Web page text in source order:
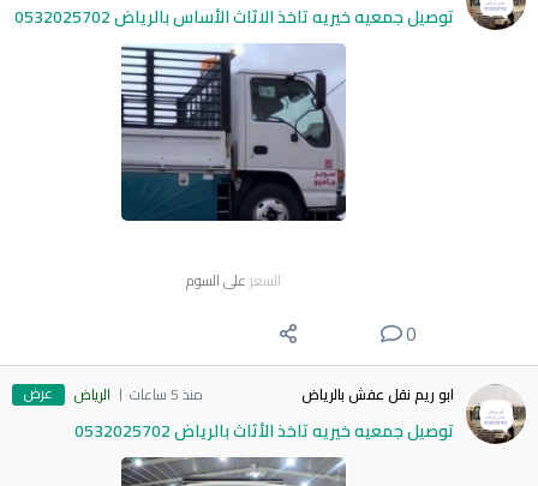
توصيل جمعيه خيريه تاخذ الاثاث الأساس بالرياض 0532025702
السعر على السوم
0
ابو ريم نقل عفش بالرياض منذ 5 ساعات الرياض عرض
توصيل جمعيه خيريه تاخذ الأثاث بالرياض 0532025702